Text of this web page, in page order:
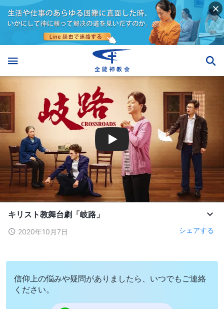
キリスト教舞台劇「岐路」
2020年10月7日 シェアする
信仰上の悩みや疑問がありましたら、いつでもご連絡
ください。